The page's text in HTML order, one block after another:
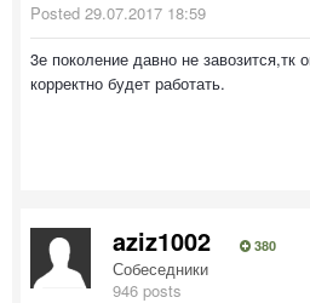
Posted 29.07.2017 18:59
3е поколение давно не завозится,тк
корректно будет работать.
aziz1002 380
Собеседники
946 posts